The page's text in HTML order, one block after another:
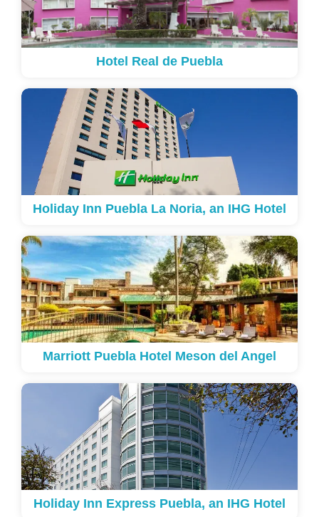
Hotel Real de Puebla
Holiday Inn Puebla La Noria, an IHG Hotel
Marriott Puebla Hotel Meson del Angel
Holiday Inn Express Puebla, an IHG Hotel